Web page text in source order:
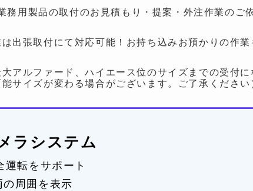
務用製品の取付のお見積もり・提案・外注作業のご
出張取付にて対応可能！お持ち込みお預かりの作
大アルファード、ハイエース位のサイズまでの受付
サイズが変わる場合がございます。ご了承くださ
ラシステム
転をサポート
周囲を表示